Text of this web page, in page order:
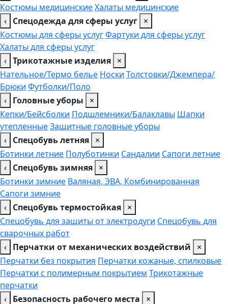
Костюмы медицинскиеХалаты медицинские
‹ Спецодежда для сферы услуг ×
Костюмы для сферы услугФартуки для сферы услуг
Халаты для сферы услуг
‹ Трикотажные изделия ×
Нательное/Термо белье Носки Толстовки/Джемпера/
Брюки Футболки/Поло
‹ Головные уборы
×
Кепки/Бейсболки Подшлемники/Балаклавы Шапки
утепленныеЗащитные головные уборы
‹ Спецобувь летняя ×
Ботинки летние Полуботинки Сандалии Сапоги летние
‹ Спецобувь зимняя ×
Ботинки зимние Валяная, ЭВА, Комбинированная
Сапоги зимние
‹ Спецобувь термостойкая ×
Спецобувь для защиты от электродуги Спецобувь для
сварочных работ
‹ Перчатки от механических воздействий
×
Перчатки без покрытия Перчатки кожаные, спилковые
Перчатки с полимерным покрытием Трикотажные
перчатки
‹ Безопасность рабочего места
×